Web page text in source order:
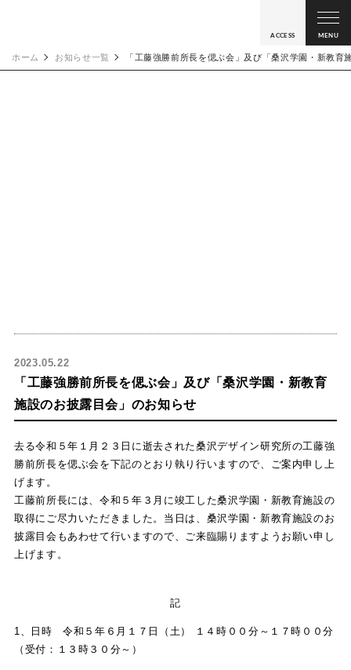
ACCESS MENU
ホーム お知らせ一覧 「工藤強勝前所長を偲ぶ会」及び「桑沢学園・新教育
2023.05.22
「工藤強勝前所長を偲ぶ会」及び「桑沢学園・新教育
施設のお披露目会」のお知らせ
去る令和５年１月２３日に逝去された桑沢デザイン研究所の工藤強
勝前所長を偲ぶ会を下記のとおり執り行いますので、ご案内申し上
げます。
工藤前所長には、令和５年３月に竣工した桑沢学園・新教育施設の
取得にご尽力いただきました。当日は、桑沢学園・新教育施設のお
披露目会もあわせて行いますので、ご来臨賜りますようお願い申し
上げます。
記
1、日時 令和５年６月１７日（土） １４時００分～１７時００分
（受付：１３時３０分～）